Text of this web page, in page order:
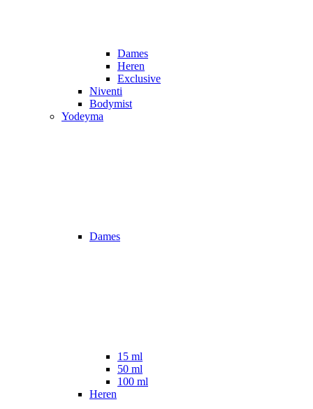
Dames
Heren
Exclusive
Niventi
Bodymist
Yodeyma
Dames
15 ml
50 ml
100 ml
Heren